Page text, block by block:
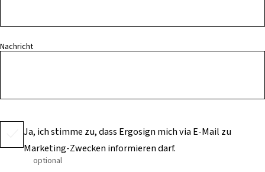
Nachricht
Ja, ich stimme zu, dass Ergosign mich via E-Mail zu
Marketing-Zwecken informieren darf.
optional